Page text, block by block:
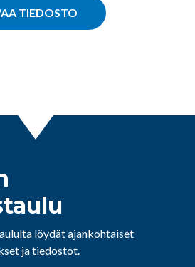
TIEDOSTO
löydät ajankohtaiset
ja tiedostot.